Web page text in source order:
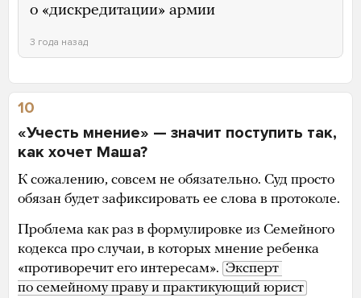
о «дискредитации» армии
3 года назад
10
«Учесть мнение» — значит поступить так,
как хочет Маша?
К сожалению, совсем не обязательно. Суд просто
обязан будет зафиксировать ее слова в протоколе.
Проблема как раз в формулировке из Семейного
кодекса про случаи, в которых мнение ребенка
«противоречит его интересам». Эксперт
по семейному праву и практикующий юрист